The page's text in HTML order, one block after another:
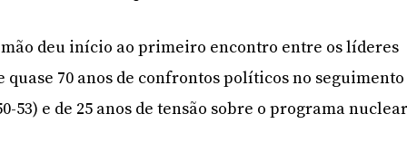
deu início ao primeiro encontro entre os líderes
quase 70 anos de confrontos políticos no seguimento
53) e de 25 anos de tensão sobre o programa